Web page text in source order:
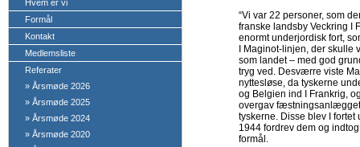
Hvem er vi
Formål
Kontakt
Medlemsliste
Referater
» Årsmøde 2026
» Årsmøde 2025
» Årsmøde 2024
» Årsmøde 2020
“Vi var 22 personer, som
franske landsby Veckring I
enormt underjordisk fort,
I Maginot-linjen, der
som landet – med god
tryg ved. Desværre viste
nyttesløse, da tyskerne
og Belgien ind I Frankrig,
overgav
tyskerne. Disse blev I
1944 fordrev dem og
formål.